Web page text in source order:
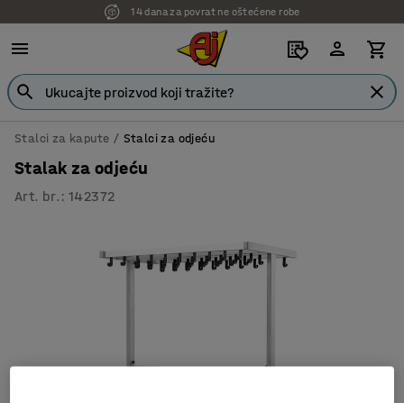
14 dana za povrat ne oštećene robe
Stalci za kapute Stalci za odjeću
Stalak za odjeću
Art. br. :142372